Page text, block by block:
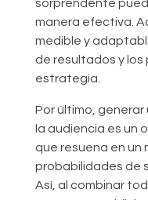
sorprendente
manera efectiva.
medible y
de resultados y los
estrategia.
Por último,
la audiencia es un
que resuena en un
probabilidades de
Así, al combinar